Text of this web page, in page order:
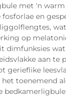
met 'n
en
op
dimfunksies
aan te
gerieflike
toenemend